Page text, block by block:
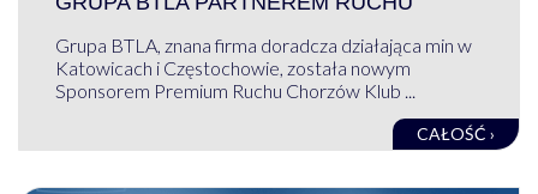
Grupa BTLA, znana firma doradcza działająca min w
Katowicach i Częstochowie, została nowym
Sponsorem Premium Ruchu Chorzów Klub ...
CAŁOŚĆ ›